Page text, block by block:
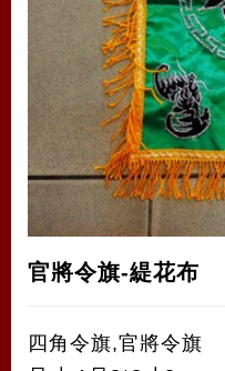
官將令旗-緹花布
四角令旗,官將令旗